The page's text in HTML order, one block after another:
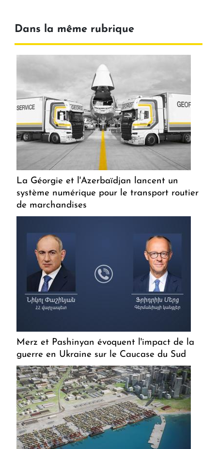
Dans la même rubrique
La Géorgie et l'Azerbaïdjan lancent un
système numérique pour le transport routier
de marchandises
Merz et Pashinyan évoquent l'impact de la
guerre en Ukraine sur le Caucase du Sud